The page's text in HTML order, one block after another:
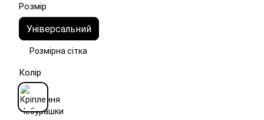
Розмір
Універсальний
Розмірна сітка
Колір